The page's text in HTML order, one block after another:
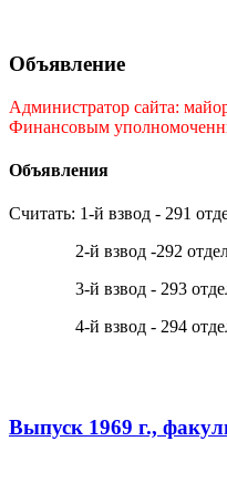
Объявление
Администратор сайта:
Финансовым
Объявления
Считать: 1-й взвод - 291
2-й взвод -292
3-й взвод - 293
4-й взвод - 294
Выпуск 1969 г.,